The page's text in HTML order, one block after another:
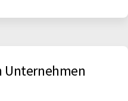
Unternehmen